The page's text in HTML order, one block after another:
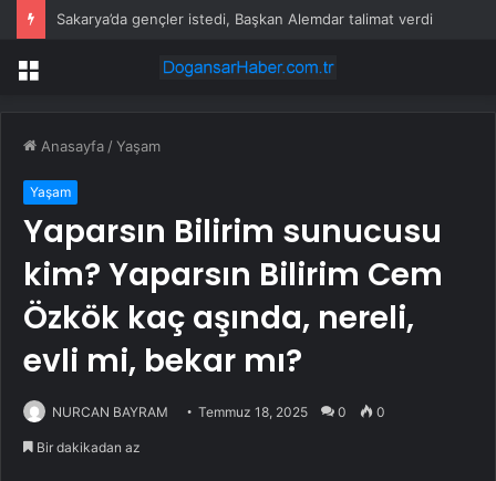
Sakarya’da gençler istedi, Başkan Alemdar talimat verdi
Menü
Anasayfa /Yaşam
Yaşam
Yaparsın Bilirim sunucusu
kim? Yaparsın Bilirim Cem
Özkök kaç aşında, nereli,
evli mi, bekar mı?
NURCAN BAYRAM Temmuz 18, 2025 0 0
Bir dakikadan az